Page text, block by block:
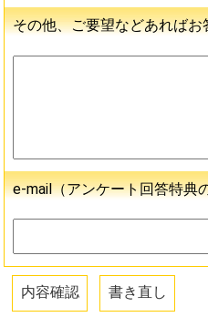
その他、ご要望などあればお
e-mail（アンケート回答特典